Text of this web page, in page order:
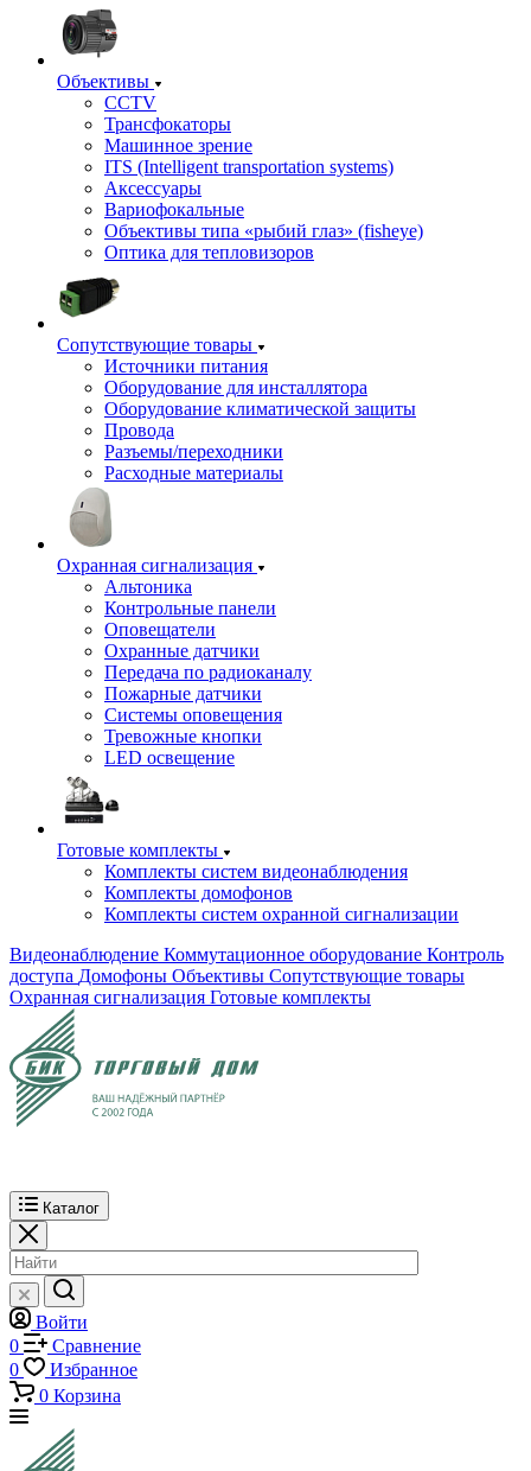
Объективы
CCTV
Трансфокаторы
Машинное зрение
ITS (Intelligent transportation systems)
Аксессуары
Вариофокальные
Объективы типа «рыбий глаз» (fisheye)
Оптика для тепловизоров
Сопутствующие товары
Источники питания
Оборудование для инсталлятора
Оборудование климатической защиты
Провода
Разъемы/переходники
Расходные материалы
Охранная сигнализация
Альтоника
Контрольные панели
Оповещатели
Охранные датчики
Передача по радиоканалу
Пожарные датчики
Системы оповещения
Тревожные кнопки
LED освещение
Готовые комплекты
Комплекты систем видеонаблюдения
Комплекты домофонов
Комплекты систем охранной сигнализации
Видеонаблюдение Коммутационное оборудование Контроль
доступа Домофоны Объективы Сопутствующие товары
Охранная сигнализация Готовые комплекты
Каталог
Войти
0
Сравнение
0
Избранное
0 Корзина